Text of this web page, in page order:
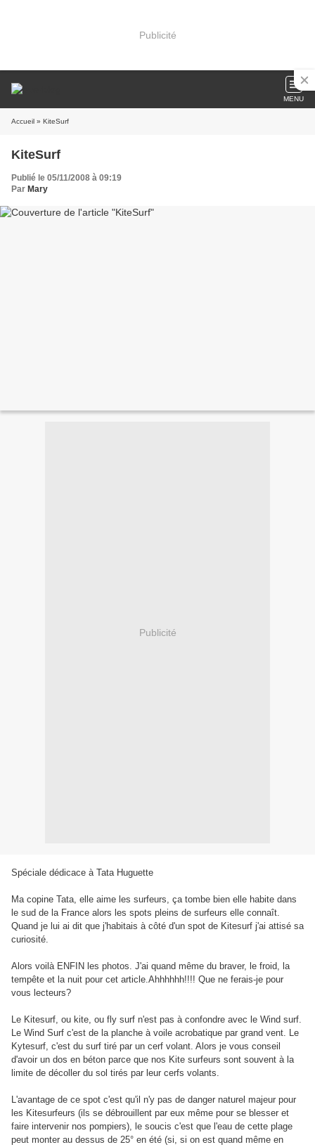
Publicité
MENU
Accueil » KiteSurf
KiteSurf
Publié le 05/11/2008 à 09:19
Par Mary
Publicité
Spéciale dédicace à Tata Huguette
Ma copine Tata, elle aime les surfeurs, ça tombe bien elle habite dans
le sud de la France alors les spots pleins de surfeurs elle connaît.
Quand je lui ai dit que j'habitais à côté d'un spot de Kitesurf j'ai attisé sa
curiosité.
Alors voilà ENFIN les photos. J'ai quand même du braver, le froid, la
tempête et la nuit pour cet article.Ahhhhhh!!!! Que ne ferais-je pour
vous lecteurs?
Le Kitesurf, ou kite, ou fly surf n'est pas à confondre avec le Wind surf.
Le Wind Surf c'est de la planche à voile acrobatique par grand vent. Le
Kytesurf, c'est du surf tiré par un cerf volant. Alors je vous conseil
d'avoir un dos en béton parce que nos Kite surfeurs sont souvent à la
limite de décoller du sol tirés par leur cerfs volants.
L'avantage de ce spot c'est qu'il n'y pas de danger naturel majeur pour
les Kitesurfeurs (ils se débrouillent par eux même pour se blesser et
faire intervenir nos pompiers), le soucis c'est que l'eau de cette plage
peut monter au dessus de 25° en été (si, si on est quand même en